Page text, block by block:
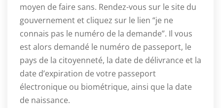
moyen de faire sans. Rendez-vous sur le site du
gouvernement et cliquez sur le lien “je ne
connais pas le numéro de la demande”. Il vous
est alors demandé le numéro de passeport, le
pays de la citoyenneté, la date de délivrance et la
date d’expiration de votre passeport
électronique ou biométrique, ainsi que la date
de naissance.